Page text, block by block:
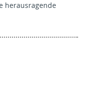
herausragende